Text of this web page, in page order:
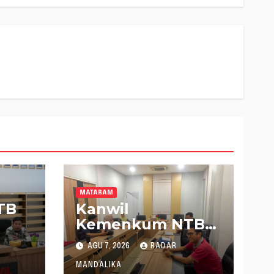
MATARAM
Kanwil
Kemenkum NTB
Gelar Konsultasi
Penghitungan
Kebutuhan
AGU 7, 2026 RADAR
MANDALIKA